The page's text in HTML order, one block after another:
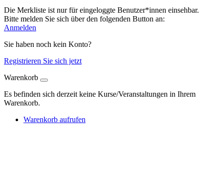
Die Merkliste ist nur für eingeloggte Benutzer*innen einsehbar.
Bitte melden Sie sich über den folgenden Button an:
Anmelden
Sie haben noch kein Konto?
Registrieren Sie sich jetzt
Warenkorb
Es befinden sich derzeit keine Kurse/Veranstaltungen in Ihrem
Warenkorb.
Warenkorb aufrufen